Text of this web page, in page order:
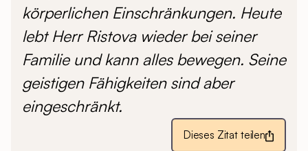
körperlichen Einschränkungen. Heute
lebt Herr Ristova wieder bei seiner
Familie und kann alles bewegen. Seine
geistigen Fähigkeiten sind aber
eingeschränkt.
Dieses Zitat teilen